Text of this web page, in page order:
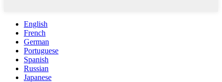
English
French
German
Portuguese
Spanish
Russian
Japanese